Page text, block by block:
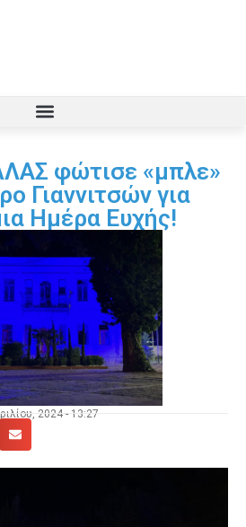
φώτισε «μπλε»
Γιαννιτσών για
Ημέρα Ευχής!
2024 - 13:27